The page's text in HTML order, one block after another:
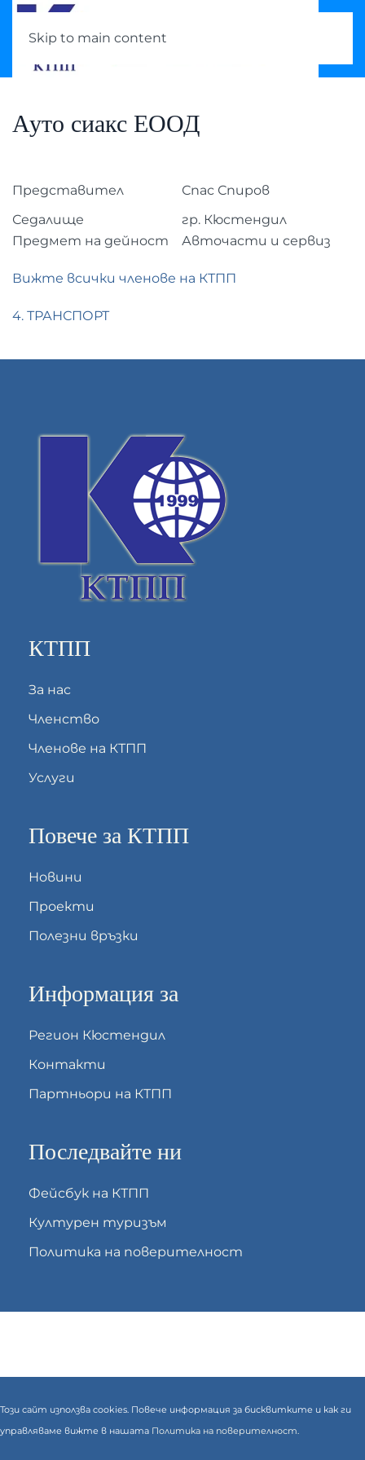
Skip to main content
Ауто сиакс ЕООД
Представител
Спас Спиров
Седалище
гр. Кюстендил
Предмет на дейност
Авточасти и сервиз
Вижте всички членове на КТПП
4. ТРАНСПОРТ
КТПП
За нас
Членство
Членове на КТПП
Услуги
Повече за КТПП
Новини
Проекти
Полезни връзки
Информация за
Регион Кюстендил
Контакти
Партньори на КТПП
Последвайте ни
Фейсбук на КТПП
Културен туризъм
Политика на поверителност
Този сайт използва cookies. Повече информация за бисквитките и как ги
управляваме вижте в нашата Политика на поверителност.